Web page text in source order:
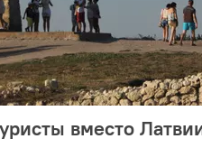
вместо